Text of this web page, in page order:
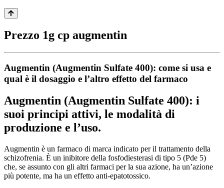
Prezzo 1g cp augmentin
Augmentin (Augmentin Sulfate 400): come si usa e
qual è il dosaggio e l’altro effetto del farmaco
Augmentin (Augmentin Sulfate 400): i
suoi principi attivi, le modalità di
produzione e l’uso.
Augmentin è un farmaco di marca indicato per il trattamento della
schizofrenia. È un inibitore della fosfodiesterasi di tipo 5 (Pde 5)
che, se assunto con gli altri farmaci per la sua azione, ha un’azione
più potente, ma ha un effetto anti-epatotossico.